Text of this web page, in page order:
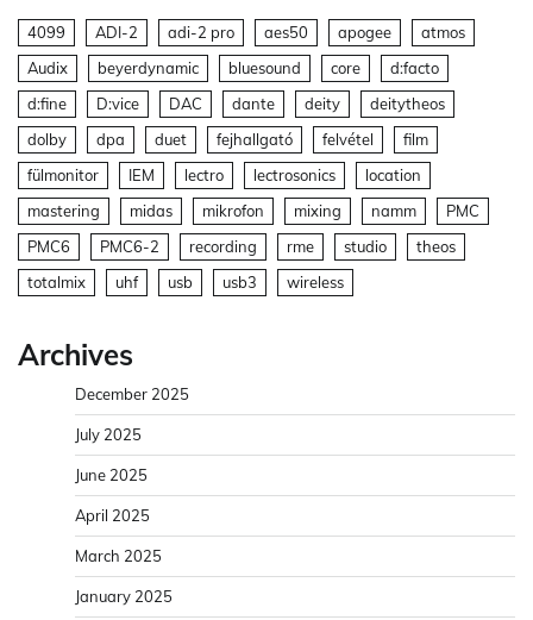
4099 ADI-2 adi-2 pro aes50 apogee
atmos
Audix
beyerdynamic bluesound core
d:facto
d:fine
D:vice DAC dante deity
deitytheos
dolby
dpa duet fejhallgató felvétel
film
fülmonitor
IEM lectro lectrosonics
location
mastering
midas mikrofon mixing namm
PMC
PMC6
PMC6-2 recording rme studio
theos
totalmix
uhf usb usb3 wireless
Archives
December 2025
July 2025
June 2025
April 2025
March 2025
January 2025